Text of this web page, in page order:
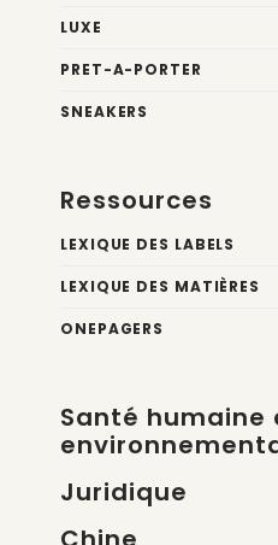
LUXE
PRET-A-PORTER
SNEAKERS
Ressources
LEXIQUE DES LABELS
LEXIQUE DES MATIÈRES
ONEPAGERS
Santé humaine
Juridique